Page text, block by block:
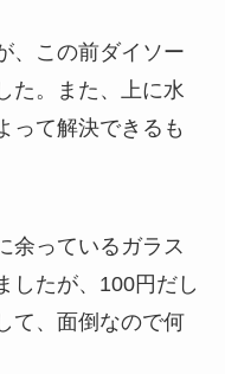
、この前ダイソー
た。また、上に水
って解決できるも
余っているガラス
したが、100円だし
て、面倒なので何